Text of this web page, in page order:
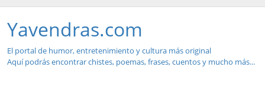
Yavendras.com
El portal de humor, entretenimiento y cultura más original
Aquí podrás encontrar chistes, poemas, frases, cuentos y mucho más...